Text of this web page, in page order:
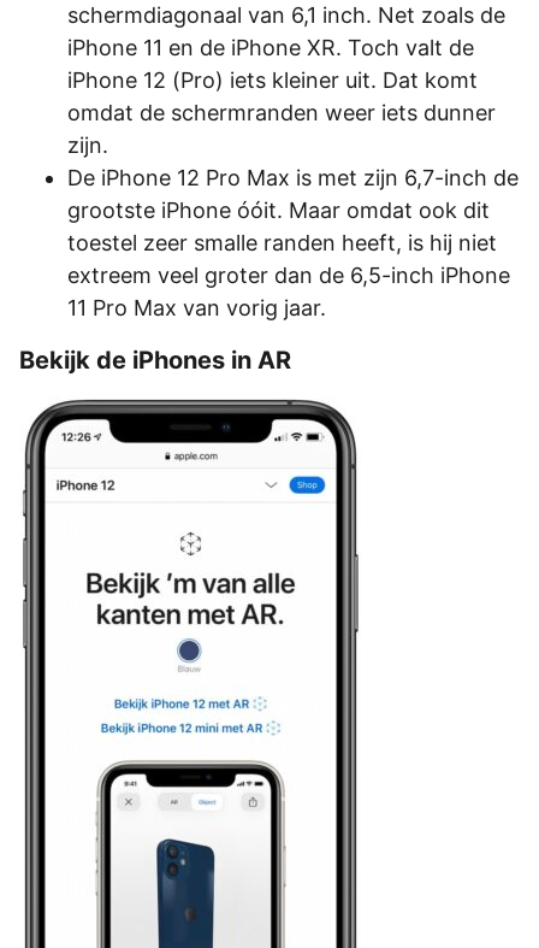
schermdiagonaal van 6,1 inch. Net zoals de
iPhone 11 en de iPhone XR. Toch valt de
iPhone 12 (Pro) iets kleiner uit. Dat komt
omdat de schermranden weer iets dunner
zijn.
De iPhone 12 Pro Max is met zijn 6,7-inch de
grootste iPhone óóit. Maar omdat ook dit
toestel zeer smalle randen heeft, is hij niet
extreem veel groter dan de 6,5-inch iPhone
11 Pro Max van vorig jaar.
Bekijk de iPhones in AR